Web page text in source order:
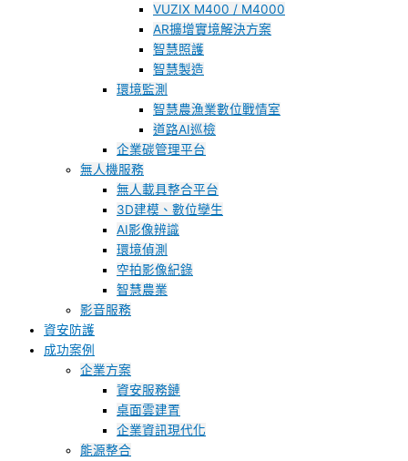
VUZIX M400 / M4000
AR擴增實境解決方案
智慧照護
智慧製造
環境監測
智慧農漁業數位戰情室
道路AI巡檢
企業碳管理平台
無人機服務
無人載具整合平台
3D建模、數位孿生
AI影像辨識
環境偵測
空拍影像紀錄
智慧農業
影音服務
資安防護
成功案例
企業方案
資安服務鏈
桌面雲建置
企業資訊現代化
能源整合